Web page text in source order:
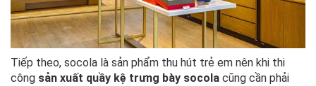
Tiếp theo, socola là sản phẩm thu hút trẻ em nên khi thi
công sản xuất quầy kệ trưng bày socola cũng cần phải